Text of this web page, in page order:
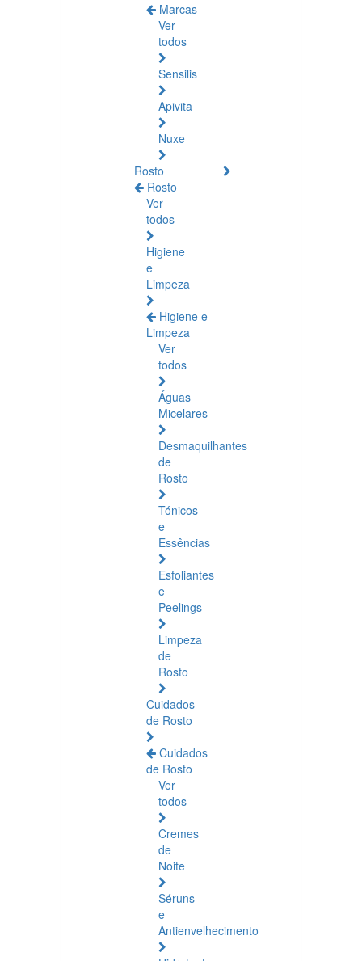
Marcas
Ver
todos
Sensilis
Apivita
Nuxe
Rosto
Rosto
Ver
todos
Higiene
e
Limpeza
Higiene e
Limpeza
Ver
todos
Águas
Micelares
Desmaquilhantes
de
Rosto
Tónicos
e
Essências
Esfoliantes
e
Peelings
Limpeza
de
Rosto
Cuidados
de Rosto
Cuidados
de Rosto
Ver
todos
Cremes
de
Noite
Séruns
e
Antienvelhecimento